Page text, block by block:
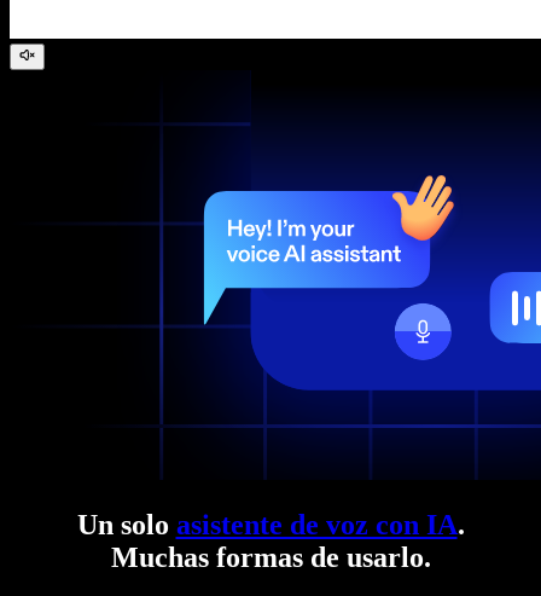
Un solo asistente de voz con IA.
Muchas formas de usarlo.